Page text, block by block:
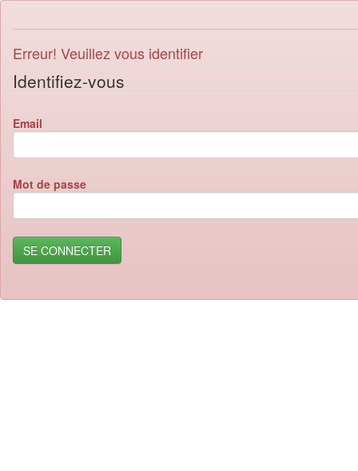
Erreur! Veuillez vous identifier
Identifiez-vous
Email
Mot de passe
SE CONNECTER